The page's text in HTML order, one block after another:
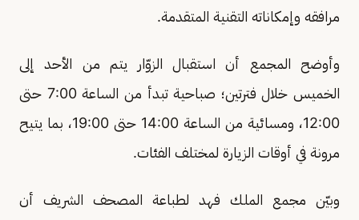
مرافقه وإمكاناته التقنية المتقدمة.
وأوضح المجمع أن استقبال الزوّار يتم من الأحد إلى
الخميس خلال فترتين؛ صباحية تبدأ من الساعة 7:00 حتى
12:00، ومسائية من الساعة 14:00 حتى 19:00، بما يتيح
مرونة في أوقات الزيارة لمختلف الفئات.
وبيّن مجمع الملك فهد لطباعة المصحف الشريف أن